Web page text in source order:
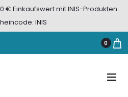
Einkaufswert mit INIS-Produkten.
INIS
0